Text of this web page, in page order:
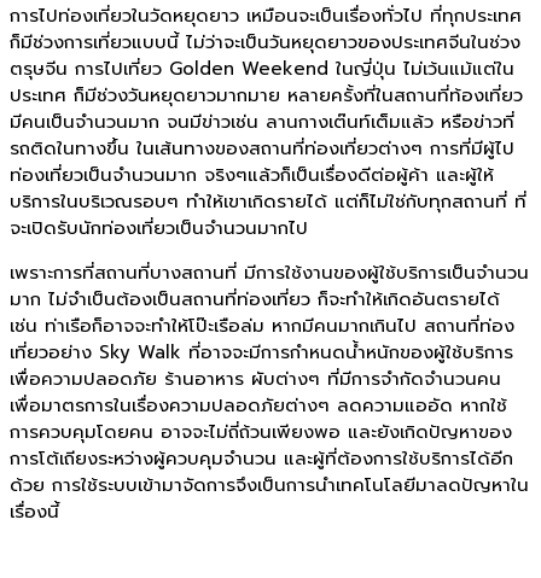
การไปท่องเที่ยวในวัดหยุดยาว เหมือนจะเป็นเรื่องทั่วไป ที่ทุกประเทศ
ก็มีช่วงการเที่ยวแบบนี้ ไม่ว่าจะเป็นวันหยุดยาวของประเทศจีนในช่วง
ตรุษจีน การไปเที่ยว Golden Weekend ในญี่ปุ่น ไม่เว้นแม้แต่ใน
ประเทศ ก็มีช่วงวันหยุดยาวมากมาย หลายครั้งที่ในสถานที่ท้องเที่ยว
มีคนเป็นจำนวนมาก จนมีข่าวเช่น ลานกางเต๊นท์เต็มแล้ว หรือข่าวที่
รถติดในทางขึ้น ในเส้นทางของสถานที่ท่องเที่ยวต่างๆ การที่มีผู้ไป
ท่องเที่ยวเป็นจำนวนมาก จริงๆแล้วก็เป็นเรื่องดีต่อผู้ค้า และผู้ให้
บริการในบริเวณรอบๆ ทำให้เขาเกิดรายได้ แต่ก็ไม่ใช่กับทุกสถานที่ ที่
จะเปิดรับนักท่องเที่ยวเป็นจำนวนมากไป
เพราะการที่สถานที่บางสถานที่ มีการใช้งานของผู้ใช้บริการเป็นจำนวน
มาก ไม่จำเป็นต้องเป็นสถานที่ท่องเที่ยว ก็จะทำให้เกิดอันตรายได้
เช่น ท่าเรือก็อาจจะทำให้โป๊ะเรือล่ม หากมีคนมากเกินไป สถานที่ท่อง
เที่ยวอย่าง Sky Walk ที่อาจจะมีการกำหนดน้ำหนักของผู้ใช้บริการ
เพื่อความปลอดภัย ร้านอาหาร ผับต่างๆ ที่มีการจำกัดจำนวนคน
เพื่อมาตรการในเรื่องความปลอดภัยต่างๆ ลดความแออัด หากใช้
การควบคุมโดยคน อาจจะไม่ถี่ถ้วนเพียงพอ และยังเกิดปัญหาของ
การโต้เถียงระหว่างผู้ควบคุมจำนวน และผู้ที่ต้องการใช้บริการได้อีก
ด้วย การใช้ระบบเข้ามาจัดการจึงเป็นการนำเทคโนโลยีมาลดปัญหาใน
เรื่องนี้